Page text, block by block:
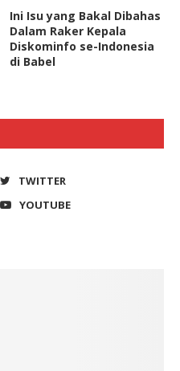
Ini Isu yang Bakal Dibahas
Dalam Raker Kepala
Diskominfo se-Indonesia
di Babel
TWITTER
YOUTUBE